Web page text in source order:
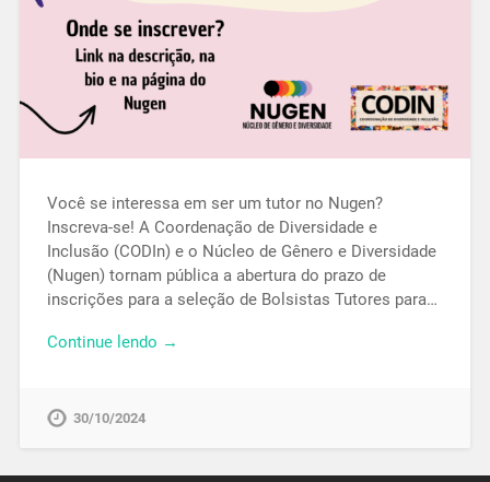
Você se interessa em ser um tutor no Nugen?
Inscreva-se! A Coordenação de Diversidade e
Inclusão (CODIn) e o Núcleo de Gênero e Diversidade
(Nugen) tornam pública a abertura do prazo de
inscrições para a seleção de Bolsistas Tutores para…
Continue lendo →
30/10/2024